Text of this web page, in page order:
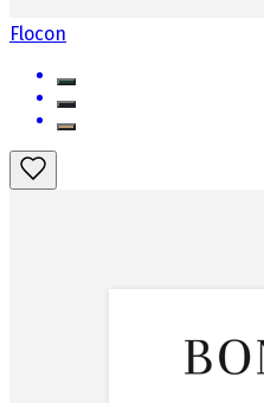
Flocon